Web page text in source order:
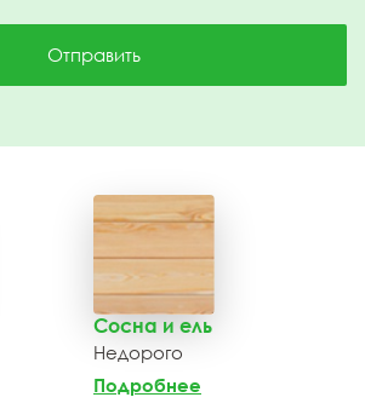
Отправить
Сосна и ель
Недорого
Подробнее